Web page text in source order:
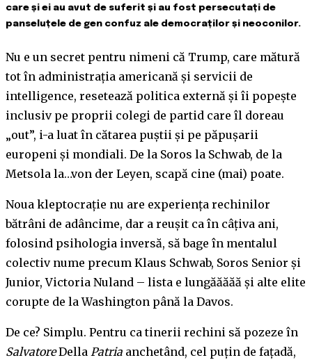
care și ei au avut de suferit și au fost persecutați de
panseluțele de gen confuz ale democraților și neoconilor.
Nu e un secret pentru nimeni că Trump, care mătură
tot în administrația americană și servicii de
intelligence, resetează politica externă și îi popește
inclusiv pe proprii colegi de partid care îl doreau
„out”, i-a luat în cătarea puștii și pe păpușarii
europeni și mondiali. De la Soros la Schwab, de la
Metsola la…von der Leyen, scapă cine (mai) poate.
Noua kleptocrație nu are experiența rechinilor
bătrâni de adâncime, dar a reușit ca în câțiva ani,
folosind psihologia inversă, să bage în mentalul
colectiv nume precum Klaus Schwab, Soros Senior și
Junior, Victoria Nuland – lista e lungăăăăă și alte elite
corupte de la Washington până la Davos.
De ce? Simplu. Pentru ca tinerii rechini să pozeze în
SalvatoreDella Patria anchetând, cel puțin de fațadă,